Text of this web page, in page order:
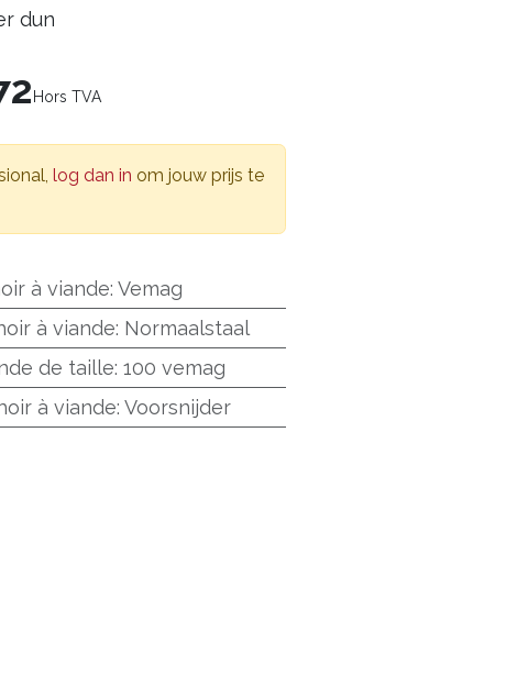
dun
Hors TVA
log dan in om jouw prijs te
à viande:Vemag
à viande: Normaalstaal
de taille:100 vemag
à viande:Voorsnijder